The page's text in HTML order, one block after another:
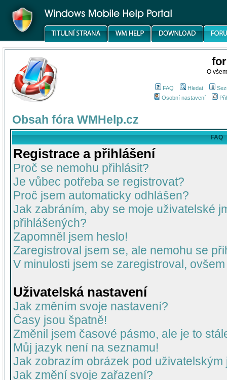
O
FAQ Hledat
Osobní nastavení
Obsah fóra WMHelp.cz
FAQ
Registrace a přihlášení
Proč se nemohu přihlásit?
Je vůbec potřeba se registrovat?
Proč jsem automaticky odhlášen?
Jak zabráním, aby se moje uživatelské
přihlášených?
Zapomněl jsem heslo!
Zaregistroval jsem se, ale nemohu se
V minulosti jsem se zaregistroval,
Uživatelská nastavení
Jak změním svoje nastavení?
Časy jsou špatně!
Změnil jsem časové pásmo, ale je to
Můj jazyk není na seznamu!
Jak zobrazím obrázek pod uživatelským
Jak změní svoje zařazení?